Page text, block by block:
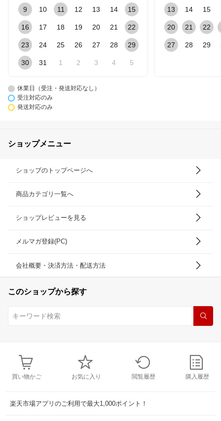
9 10 11 12 13 14 15
16 17 18 19 20 21 22
23 24 25 26 27 28 29
30 31 1 2 3 4 5
13 14 15
20 21 22
27 28 29
休業日（受注・発送対応なし）
受注対応のみ
発送対応のみ
ショップメニュー
ショップのトップページへ
商品カテゴリ一覧へ
ショップレビューを見る
メルマガ登録(PC)
会社概要・決済方法・配送方法
このショップから探す
買い物かご お気に入り 閲覧履歴 購入履歴
楽天市場アプリのご利用で最大1,000ポイント！